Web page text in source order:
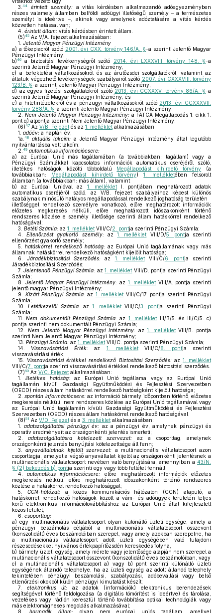
3. 44 érintett személy:a vitás kérdésben alkalmazandó adóegyezményben
részes valamely államban belföldi adóügyi illetőségű személy – a természetes
személyt is ideértve –, akinek vagy amelynek adóztatására a vitás kérdés
közvetlen hatással van;
4. érintett állam: vitás kérdésben érintett állam.
(5)45 Az V/A. fejezet alkalmazásában:
1. Jelentő Magyar Pénzügyi Intézmény
a) a tőkepiacról szóló 2001. évi CXX. törvény 146/A. §-a szerinti Jelentő Magyar
Pénzügyi Intézmény,
b)46 a biztosítási tevékenységről szóló 2014. évi LXXXVIII. törvény 148. §-a
szerinti Jelentő Magyar Pénzügyi Intézmény,
c) a befektetési vállalkozásokról és az árutőzsdei szolgáltatókról, valamint az
általuk végezhető tevékenységek szabályairól szóló 2007. évi CXXXVIII. törvény
123/B. §-a szerinti Jelentő Magyar Pénzügyi Intézmény,
d) az egyes fizetési szolgáltatókról szóló 2013. évi CCXXXV. törvény 86/A. §-a
szerinti Jelentő Magyar Pénzügyi Intézmény, és
e) a hitelintézetekről és a pénzügyi vállalkozásokról szóló 2013. évi CCXXXVII.
törvény 288/A. §-a szerinti Jelentő Magyar Pénzügyi Intézmény.
2.
Nem Jelentő Magyar Pénzügyi Intézmény: a FATCA Megállapodás 1. cikk 1.
pont q) alpontja szerinti Nem Jelentő Magyar Pénzügyi Intézmény.
(6)47 Az V/B. Fejezet és az 1. melléklet alkalmazásában
1. adóév: a naptári év;
1a. 48 aktuális lakcím:a Jelentő Magyar Pénzügyi Intézmény által legutóbb
nyilvántartásba vett lakcím;
2. 49 automatikus információcsere:
a) az Európai Unió más tagállamában (a továbbiakban: tagállam) vagy a
Pénzügyi Számlákkal kapcsolatos információk automatikus cseréjéről szóló,
illetékes hatóságok közötti többoldalú Megállapodást kihirdető törvény (a
továbbiakban: Megállapodást kihirdető törvény)1. mellékletében felsorolt
államban (a továbbiakban: más állam), valamint
b) az Európai Unióval az 1. mellékletI. pontjában meghatározott adatok
automatikus cseréjéről szóló, az V/B. fejezet szabályaihoz képest különös
szabálynak minősülő hatályos megállapodással rendelkező joghatóság területén
illetőséggel rendelkező személyre vonatkozó, előre meghatározott információk
előzetes megkeresés nélküli, előre meghatározott időszakonként történő
rendszeres közlése e személy illetősége szerinti állam hatáskörrel rendelkező
hatóságával;
3. Betéti Számla: az 1. melléklet VIII/C/2. pontja szerinti Pénzügyi Számla;
4.
Ellenőrzést gyakorló személy:az1. melléklet VIII/D/5. pontja szerinti
ellenőrzést gyakorló személy;
5.
hatáskörrel rendelkező hatóság: az Európai Unió tagállamának vagy más
államnak hatáskörrel rendelkező hatóságként kijelölt hatósága;
6.
Járadékbiztosítási Szerződés: az 1. mellékletVIII/C/6. pontja szerinti
Járadékbiztosítási Szerződés;
7. Jelentendő Pénzügyi Számla: az1. melléklet VIII/D. pontja szerinti Pénzügyi
Számla;
8.
Jelentő Magyar Pénzügyi Intézmény: az 1. melléklet VIII/A. pontja szerinti
jelentő magyar Pénzügyi Intézmény;
9.
Kizárt Pénzügyi Számla:az 1. melléklet VIII/C/17. pontja szerinti Pénzügyi
Számla;
10.
Letétkezelői Számla:az1. mellékletVIII/C/3. pontja szerinti Pénzügyi
Számla;
11.
Nem dokumentált Pénzügyi Számla:az 1. melléklet III/B/5. és III/C/5. c)
pontja szerinti nem dokumentált Pénzügyi Számla;
12.
Nem Jelentő Magyar Pénzügyi Intézmény: az1. mellékletVIII/B. pontja
szerinti Nem Jelentő Magyar Pénzügyi Intézmény;
13. Pénzügyi Számla: az 1. melléklet VIII/C. pontja szerinti Pénzügyi Számla;
14.
Visszavásárlási Érték:az 1. mellékletVIII/C/8. pontja szerinti
visszavásárlási érték;
15.
Visszavásárlási értékkel rendelkező Biztosítási Szerződés:az 1. melléklet
VIII/C/7. pontja szerinti visszavásárlási értékkel rendelkező biztosítási szerződés.
(7)50 Az V/C. Fejezet alkalmazásában:
1.
illetékes hatóság:az Európai Unió tagállama vagy az Európai Unió
tagállamán kívüli Gazdasági Együttműködési és Fejlesztési Szervezetben
(OECD) részes állam hatáskörrel rendelkező hatóságként kijelölt hatósága;
2.
spontán információcsere:az információ bármely időpontban történő, előzetes
megkeresés nélküli, nem rendszeres közlése az Európai Unió tagállamával vagy
az Európai Unió tagállamán kívüli Gazdasági Együttműködési és Fejlesztési
Szervezetben (OECD) részes állam hatáskörrel rendelkező hatóságával.
(8)51 Az V/D. Fejezet és a 3. melléklet alkalmazásában:
1.
adatszolgáltatási pénzügyi év: az a pénzügyi év, amelynek pénzügyi és
operatív eredményeit az országonkénti jelentés ismerteti;
2.
adatszolgáltatásra kötelezett szervezet:az a csoporttag, amelynek
országonkénti jelentés benyújtási kötelezettsége áll fenn;
3.
anyavállalatnak kijelölt szervezet: a multinacionális vállalatcsoport azon
csoporttagja, amelyet a végső anyavállalat kijelöl az országonkénti jelentésnek a
multinacionális vállalatcsoport nevében való benyújtására, amennyiben a 43/N.
§ (2) bekezdés b) pontja szerinti egy vagy több feltétel fennáll;
4.
automatikus információcsere: előre meghatározott információk előzetes
megkeresés nélküli, előre meghatározott időszakonként történő rendszeres
közlése a hatáskörrel rendelkező hatósággal;
5.
CCN-hálózat:a közös kommunikációs hálózaton (CCN) alapuló, a
hatáskörrel rendelkező hatóságok között a vám- és adóügyek területén teljes
körű elektronikus információtovábbításhoz az Európai Unió által kifejlesztett
közös felület;
6. csoporttag:
a) egy multinacionális vállalatcsoport olyan különálló üzleti egysége, amely a
pénzügyi beszámolás céljából a multinacionális vállalatcsoport összevont
(konszolidált) éves beszámolóiban szerepel, vagy amely azokban szerepelne, ha
a multinacionális vállalatcsoport adott üzleti egységében való tulajdoni
részesedésekkel nyilvános értékpapírtőzsdén kereskedés folyna,
b) bármely üzleti egység, amely mérete vagy jelentősége alapján nem szerepel a
multinacionális vállalatcsoport összevont (konszolidált) éves beszámolóiban, vagy
c) a multinacionális vállalatcsoport a) vagy b) pont szerinti különálló üzleti
egységének állandó telephelye, ha az üzleti egység az adott állandó telephely
tekintetében pénzügyi beszámolási, szabályozási, adóbevallási vagy belső
ellenőrzési okokból külön pénzügyi kimutatást készít;
7.
elektronikus út:az adatok (információk) elektronikus berendezések
segítségével történő feldolgozása (a digitális tömörítést is ideértve) és tárolása,
vezetékes vagy rádión keresztül történő továbbítása optikai technológiák vagy
más elektromágneses megoldás alkalmazásával;
8.
harmadik állam:olyan nem európai uniós tagállam, amellyel